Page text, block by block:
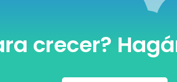
crecer?